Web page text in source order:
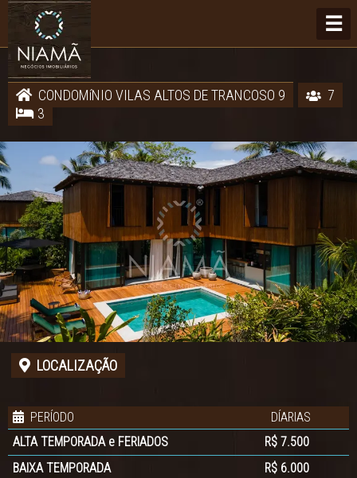
☰
CONDOMíNIO VILAS ALTOS DE TRANCOSO 9
7
3
LOCALIZAÇÃO
PERÍODO
DÍARIAS
ALTA TEMPORADA e FERIADOS
R$ 7.500
BAIXA TEMPORADA
R$ 6.000